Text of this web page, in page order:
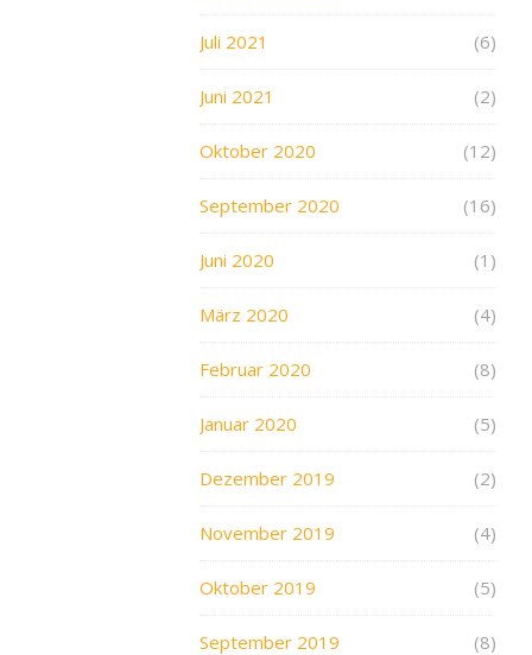
Juli 2021 (6)
Juni 2021 (2)
Oktober 2020 (12)
September 2020 (16)
Juni 2020 (1)
März 2020 (4)
Februar 2020 (8)
Januar 2020 (5)
Dezember 2019 (2)
November 2019 (4)
Oktober 2019 (5)
September 2019 (8)